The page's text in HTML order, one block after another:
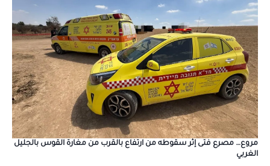
مروع… مصرع فتى إثر سقوطه من ارتفاع بالقرب من مغارة القوس بالجليل
الغربي